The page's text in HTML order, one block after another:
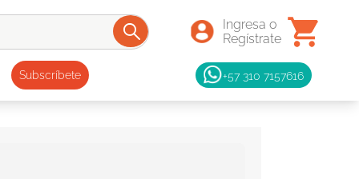
Subscríbete +57 310 7157616